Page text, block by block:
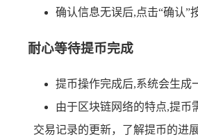
确认信息无误后,点击“确认”
耐心等待提币完成
提币操作完成后,系统会生成
由于区块链网络的特点,提币
交易记录的更新，了解提币的进展